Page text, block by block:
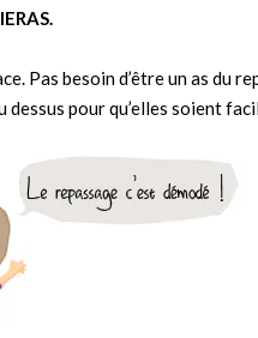
Pas besoin d’être un as du
pour qu’elles soient